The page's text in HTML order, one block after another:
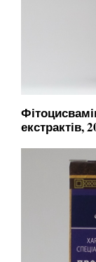
екстрактів,